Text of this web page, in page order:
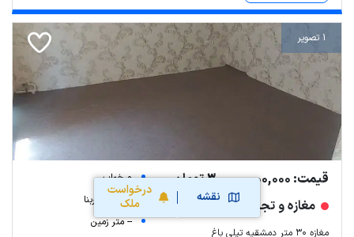
نقشه
درخواست
ملک
1 تصویر
قیمت: 30,000,000,000 تومان
مغازه و تجاری
مغازه ۳۰ متر دمشقیه تپلی باغ
0 خواب
30 متر زیربنا
-- متر زمین